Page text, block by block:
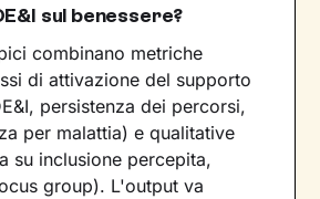
sul benessere?
combinano metriche
di attivazione del supporto
persistenza dei percorsi,
per malattia) e qualitative
su inclusione percepita,
group). L'output va